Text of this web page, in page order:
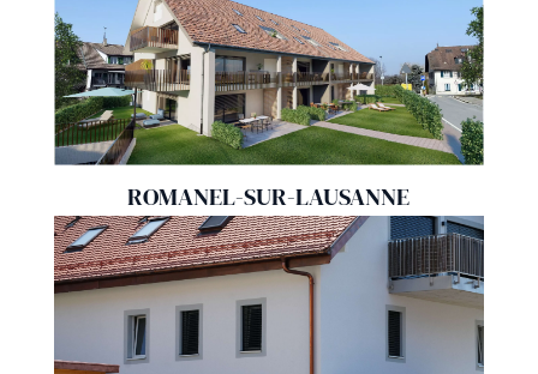
ROMANEL-SUR-LAUSANNE